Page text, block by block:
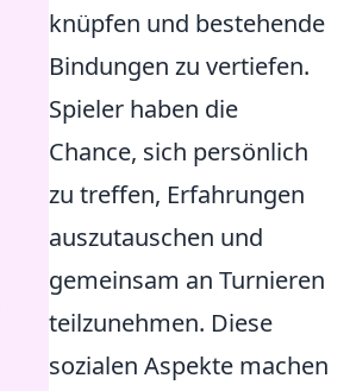
knüpfen und bestehende
Bindungen zu vertiefen.
Spieler haben die
Chance, sich persönlich
zu treffen, Erfahrungen
auszutauschen und
gemeinsam an Turnieren
teilzunehmen. Diese
sozialen Aspekte machen